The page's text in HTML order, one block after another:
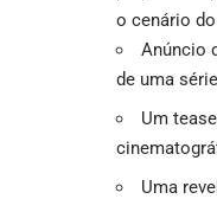
o cenário
Anúncio
de uma
Um
Uma